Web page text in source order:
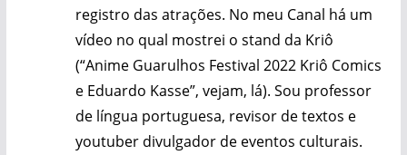
registro das atrações. No meu Canal há um
vídeo no qual mostrei o stand da Kriô
(“Anime Guarulhos Festival 2022 Kriô Comics
e Eduardo Kasse”, vejam, lá). Sou professor
de língua portuguesa, revisor de textos e
youtuber divulgador de eventos culturais.